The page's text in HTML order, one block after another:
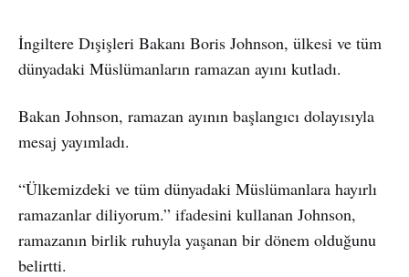
İngiltere Dışişleri Bakanı Boris Johnson, ülkesi ve tüm
dünyadaki Müslümanların ramazan ayını kutladı.
Bakan Johnson, ramazan ayının başlangıcı dolayısıyla
mesaj yayımladı.
“Ülkemizdeki ve tüm dünyadaki Müslümanlara hayırlı
ramazanlar diliyorum.” ifadesini kullanan Johnson,
ramazanın birlik ruhuyla yaşanan bir dönem olduğunu
belirtti.